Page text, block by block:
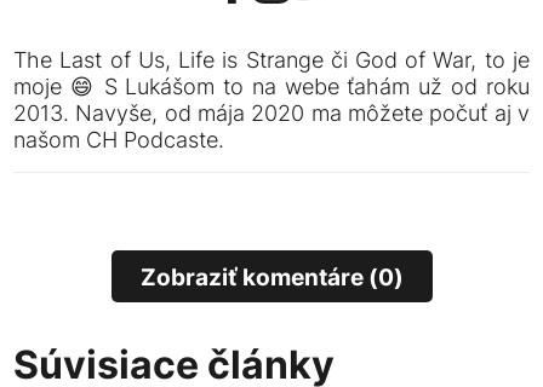
The Last of Us, Life is Strange či God of War, to je
moje 😄 S Lukášom to na webe ťahám už od roku
2013. Navyše, od mája 2020 ma môžete počuť aj v
našom CH Podcaste.
Zobraziť komentáre (0)
Súvisiace články